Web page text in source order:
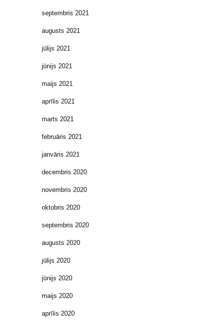
septembris 2021
augusts 2021
jūlijs 2021
jūnijs 2021
maijs 2021
aprīlis 2021
marts 2021
februāris 2021
janvāris 2021
decembris 2020
novembris 2020
oktobris 2020
septembris 2020
augusts 2020
jūlijs 2020
jūnijs 2020
maijs 2020
aprīlis 2020